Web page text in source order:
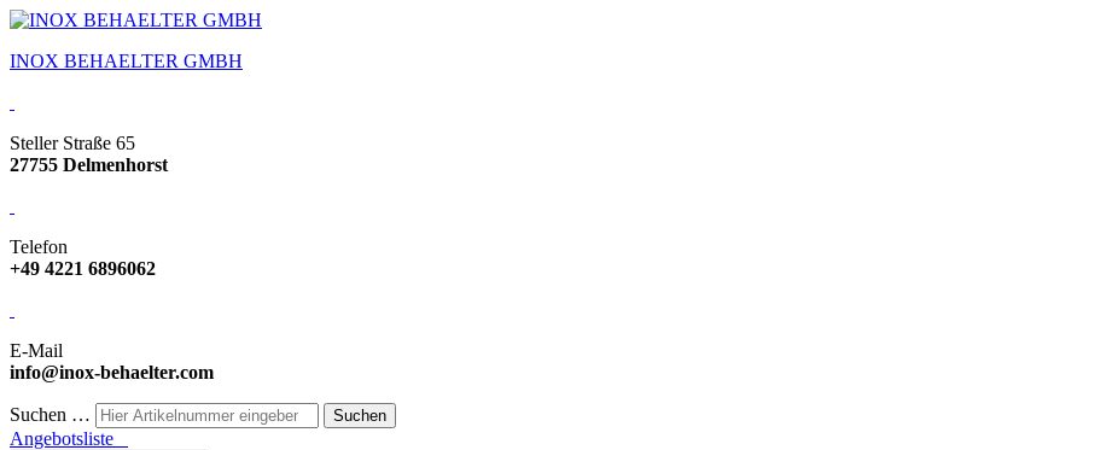
INOX BEHAELTER GMBH
Steller Straße 65
27755 Delmenhorst
Telefon
+49 4221 6896062
E-Mail
info@inox-behaelter.com
Suchen …
Angebotsliste